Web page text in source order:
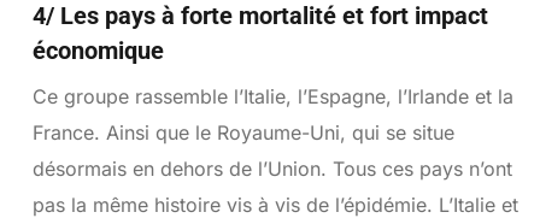
4/ Les pays à forte mortalité et fort impact
économique
Ce groupe rassemble l’Italie, l’Espagne, l’Irlande et la
France. Ainsi que le Royaume-Uni, qui se situe
désormais en dehors de l’Union. Tous ces pays n’ont
pas la même histoire vis à vis de l’épidémie. L’Italie et